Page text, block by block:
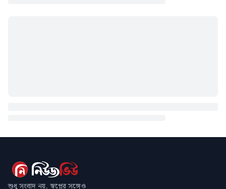
শুধু সংবাদ নয়, স্বপ্নের সঙ্গেও